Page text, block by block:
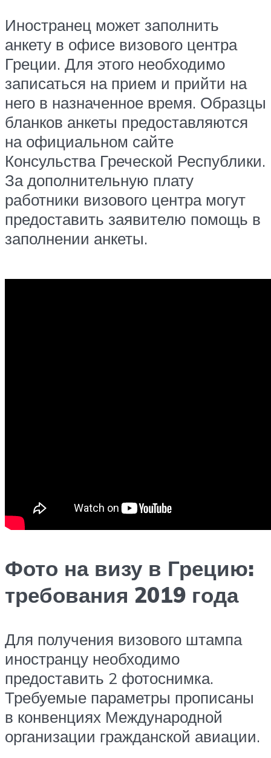
Иностранец может заполнить
анкету в офисе визового центра
Греции. Для этого необходимо
записаться на прием и прийти на
него в назначенное время. Образцы
бланков анкеты предоставляются
на официальном сайте
Консульства Греческой Республики.
За дополнительную плату
работники визового центра могут
предоставить заявителю помощь в
заполнении анкеты.
Фото на визу в Грецию:
требования 2019 года
Для получения визового штампа
иностранцу необходимо
предоставить 2 фотоснимка.
Требуемые параметры прописаны
в конвенциях Международной
организации гражданской авиации.